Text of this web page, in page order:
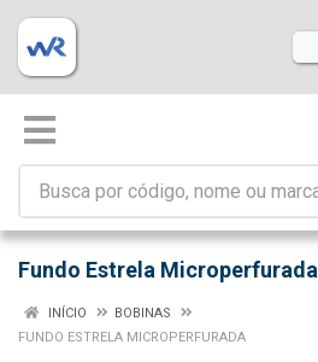
Fundo Estrela Microperfurada
INÍCIO
BOBINAS
FUNDO ESTRELA MICROPERFURADA